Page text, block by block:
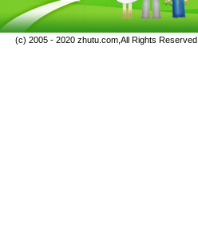
(c) 2005 - 2020 zhutu.com,All Rights Reserved